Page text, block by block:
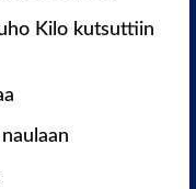
Kilo kutsuttiin